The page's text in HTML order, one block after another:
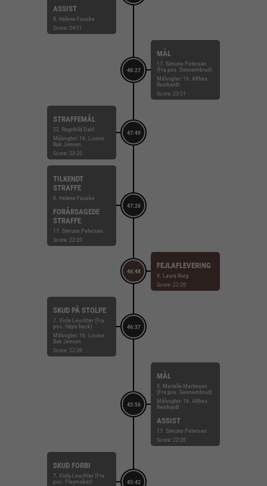
ASSIST
8. Helene Fauske
Score: 24-21
48:27
MÅL
17. Simone Petersen
(Fra pos. Gennembrud)
Målvogter: 16. Althea
Reinhardt
Score: 23-21
47:49
STRAFFEMÅL
22. Ragnhild Dahl
Målvogter: 16. Louise
Bak Jensen
Score: 23-20
47:26
TILKENDT
STRAFFE
8. Helene Fauske
FORÅRSAGEDE
STRAFFE
17. Simone Petersen
Score: 22-20
46:48
FEJLAFLEVERING
9. Laura Borg
Score: 22-20
46:37
SKUD PÅ STOLPE
7. Viola Leuchter (Fra
pos. Højre back)
Målvogter: 16. Louise
Bak Jensen
Score: 22-20
45:56
MÅL
5. Marielle Martinsen
(Fra pos. Gennembrud)
Målvogter: 16. Althea
Reinhardt
ASSIST
17. Simone Petersen
Score: 22-20
45:42
SKUD FORBI
7. Viola Leuchter (Fra
pos. Playmaker)